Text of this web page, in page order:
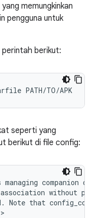
memungkinkan
pengguna untuk
berikut:
PATH/TO/APK
seperti yang
berikut di file config:
managing companion
association without
Note that